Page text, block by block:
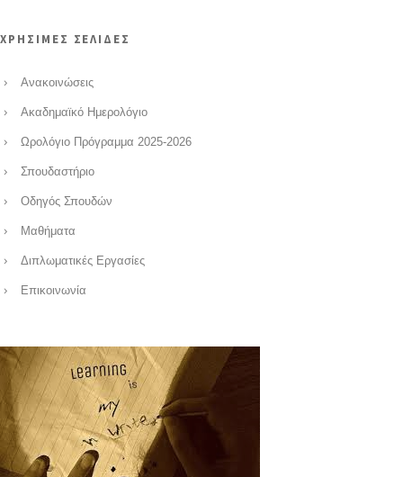
ΧΡΗΣΙΜΕΣ ΣΕΛΙΔΕΣ
Ανακοινώσεις
Ακαδημαϊκό Ημερολόγιο
Ωρολόγιο Πρόγραμμα 2025-2026
Σπουδαστήριο
Οδηγός Σπουδών
Μαθήματα
Διπλωματικές Εργασίες
Επικοινωνία